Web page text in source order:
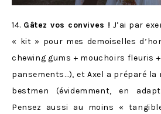
14. Gâtez vos convives ! J’ai par
« kit » pour mes demoiselles
chewing gums + mouchoirs fleuris
pansements…), et Axel a préparé la
bestmen (évidemment, en
Pensez aussi au moins «